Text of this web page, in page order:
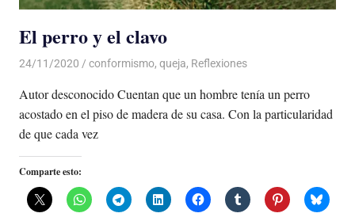
El perro y el clavo
24/11/2020 De todo un Poco
conformismo, queja, Reflexiones
Autor desconocido Cuentan que un hombre tenía un perro
acostado en el piso de madera de su casa. Con la particularidad
de que cada vez
Comparte esto: